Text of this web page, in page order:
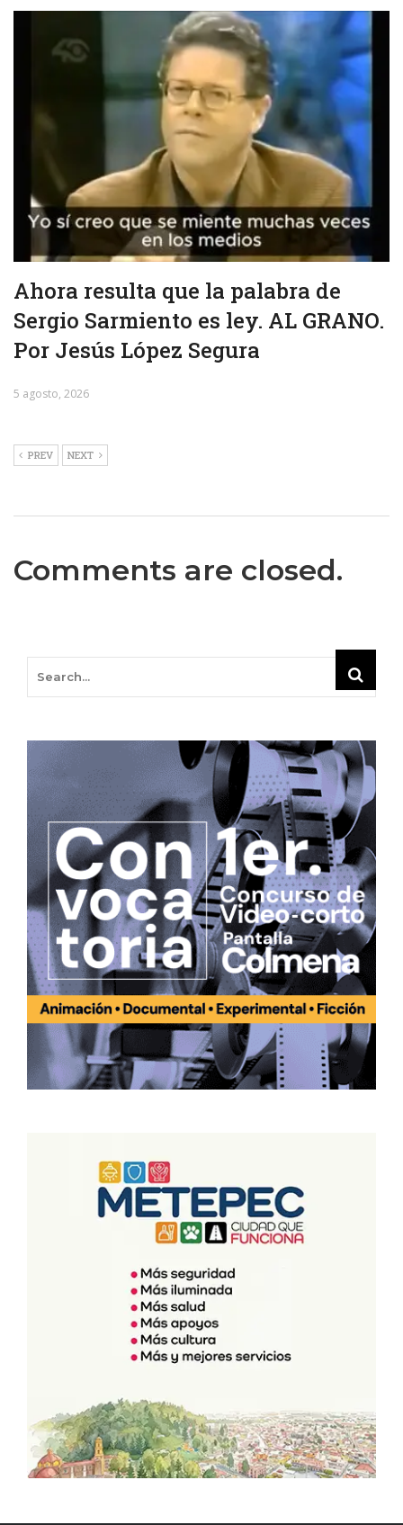
Ahora resulta que la palabra de
Sergio Sarmiento es ley. AL GRANO.
Por Jesús López Segura
5 agosto, 2026
PREV NEXT
Comments are closed.